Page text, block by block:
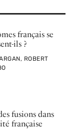
français se
ils ?
ROBERT
fusions dans
française